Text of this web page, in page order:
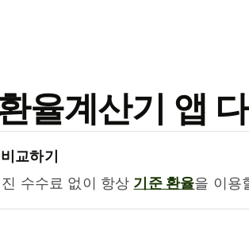
율계산기 앱
교하기
수수료 없이 항상 기준 환율을 이용